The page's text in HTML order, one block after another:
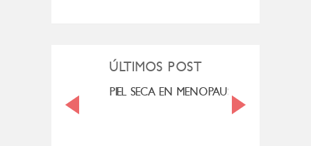
ÚLTIMOS POST
PIEL SECA EN MENOPAUSIA